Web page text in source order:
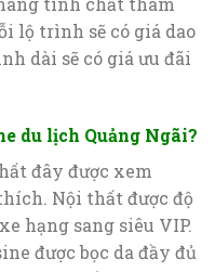
lộ trình sẽ có giá dao
dài sẽ có giá ưu đãi
du lịch Quảng Ngãi?
đây được xem
Nội thất được độ
hạng sang siêu VIP.
được bọc da đầy đủ